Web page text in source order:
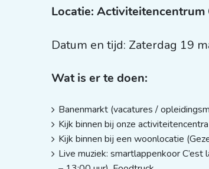
Locatie:
Datum en tijd: Zaterdag 19
Wat is er te doen:
Banenmarkt (vacatures /
Kijk binnen bij onze
Kijk binnen bij een woonlocatie
Live muziek: smartlappenkoor